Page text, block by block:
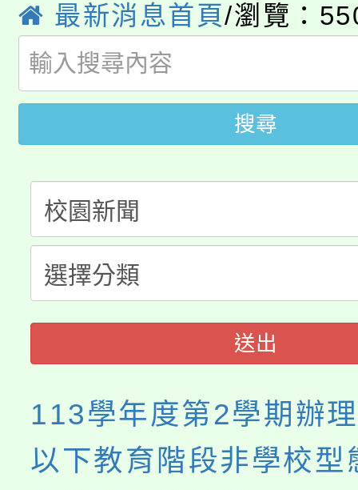
局官網。
8月14至27日，桃園電
開!
115年桃園市運動會8/
田徑場及游泳池舉行。
桃園市低收入戶享有免
視費優惠，中低收入戶
半價優惠，詳情可洽有
者。
大園自造教育及科技中
份教師增能研習
大溪自造教育及科技中
份教師研習
淨零綠生活教案入校路
會
115年食農教育專業人
程
最新消息首頁/瀏覽：
搜尋
送出
113學年度第2學期辦
以下教育階段非學校型